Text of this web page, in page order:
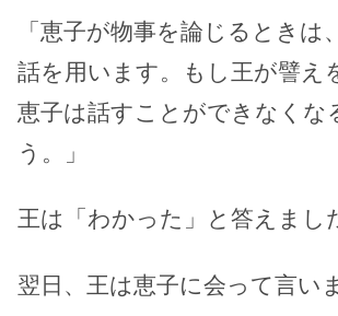
「恵子が物事を論じるときは
話を用います。もし王が譬え
恵子は話すことができなくな
う。」
王は「わかった」と答えまし
翌日、王は恵子に会って言い